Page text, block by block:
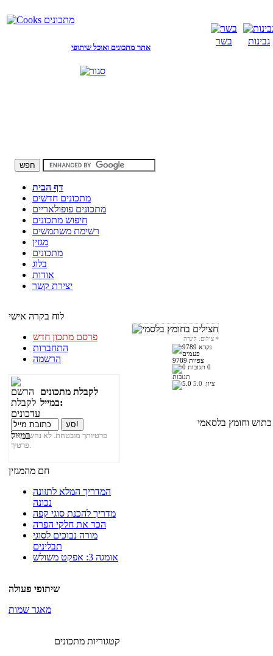
אתר מתכונים ואוכל שיתופי
בשר גבינות
דף הבית
מתכונים חדשים
מתכונים פופולאריים
חיפוש מתכונים
רשימת משתמשים
מגזין
מתכונים
בלוג
אודות
יצירת קשר
לוח בקרה אישי
פרסם מתכון חדש
התחברות
הרשמה
לקבלת מתכונים
במייל:
פרטיותך מובטחת. לא נחשוף את
פרטיך.
חם מהמגזין
המדריך המלא לתזונה
נכונה
מדריך להכנת סוגי קפה
הכר את חלקי הפרה
מורה נבוכים לסוגי
תבלינים
אומגה 3: אפקט משולש
שיתופי פעולה
מאגר שמות
קטגוריות מתכונים
*
9789 צפיות
0
תגובות
ציון: 5.0